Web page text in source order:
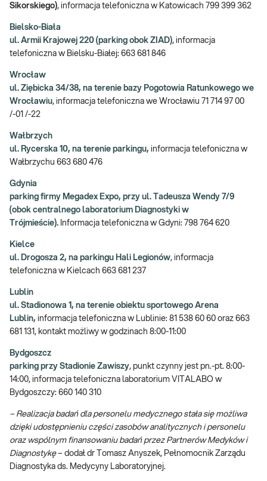
Sikorskiego), informacja telefoniczna w Katowicach 799 399 362
Bielsko-Biała
ul. Armii Krajowej 220 (parking obok ZIAD), informacja
telefoniczna w Bielsku-Białej: 663 681 846
Wrocław
ul. Ziębicka 34/38, na terenie bazy Pogotowia Ratunkowego we
Wrocławiu, informacja telefoniczna we Wrocławiu 71 714 97 00
/-01 /-22
Wałbrzych
ul. Rycerska 10, na terenie parkingu, informacja telefoniczna w
Wałbrzychu 663 680 476
Gdynia
parking firmy Megadex Expo, przy ul. Tadeusza Wendy 7/9
(obok centralnego laboratorium Diagnostyki w
Trójmieście). Informacja telefoniczna w Gdyni: 798 764 620
Kielce
ul. Drogosza 2, na parkingu Hali Legionów, informacja
telefoniczna w Kielcach 663 681 237
Lublin
ul. Stadionowa 1, na terenie obiektu sportowego Arena
Lublin, informacja telefoniczna w Lublinie: 81 538 60 60 oraz 663
681 131, kontakt możliwy w godzinach 8:00-11:00
Bydgoszcz
parking przy Stadionie Zawiszy, punkt czynny jest pn.-pt. 8:00-
14:00, informacja telefoniczna laboratorium VITALABO w
Bydgoszczy: 660 140 310
– Realizacja badań dla personelu medycznego stała się możliwa
dzięki udostępnieniu części zasobów analitycznych i personelu
oraz wspólnym finansowaniu badań przez Partnerów Medyków i
Diagnostykę– dodał dr Tomasz Anyszek, Pełnomocnik Zarządu
Diagnostyka ds. Medycyny Laboratoryjnej.